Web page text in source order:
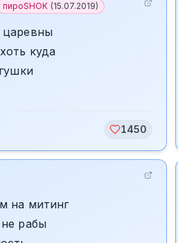
пироSHOK (15.07.2019)
царевны
куда
1450
на митинг
рабы